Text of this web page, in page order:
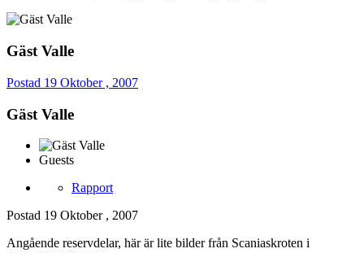
Gäst Valle
Postad 19 Oktober , 2007
Gäst Valle
Guests
Rapport
Postad 19 Oktober , 2007
Angående reservdelar, här är lite bilder från Scaniaskroten i